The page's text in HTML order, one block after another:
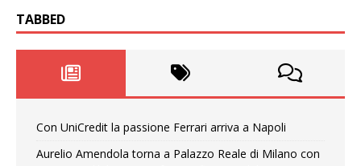
TABBED
Con UniCredit la passione Ferrari arriva a Napoli
Aurelio Amendola torna a Palazzo Reale di Milano con